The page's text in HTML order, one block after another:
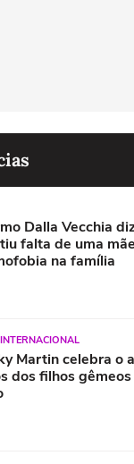
Dalla Vecchia
falta de uma
na família
Martin celebra o
dos filhos